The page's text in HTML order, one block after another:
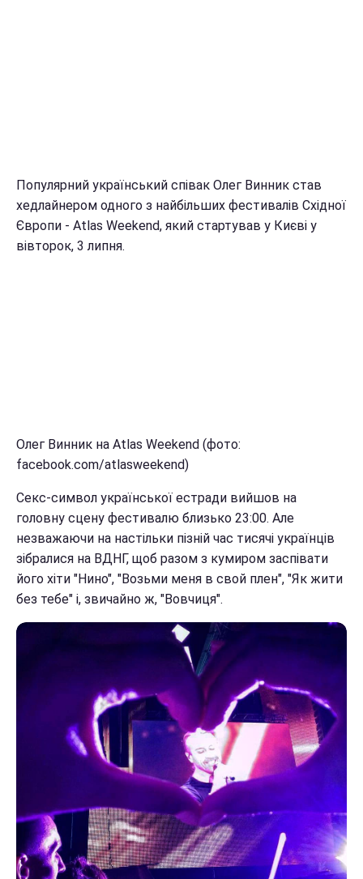
Популярний український співак Олег Винник став
хедлайнером одного з найбільших фестивалів Східної
Європи - Atlas Weekend, який стартував у Києві у
вівторок, 3 липня.
Олег Винник на Atlas Weekend (фото:
facebook.com/atlasweekend)
Секс-символ української естради вийшов на
головну сцену фестивалю близько 23:00. Але
незважаючи на настільки пізній час тисячі українців
зібралися на ВДНГ, щоб разом з кумиром заспівати
його хіти "Нино", "Возьми меня в свой плен", "Як жити
без тебе" і, звичайно ж, "Вовчиця".